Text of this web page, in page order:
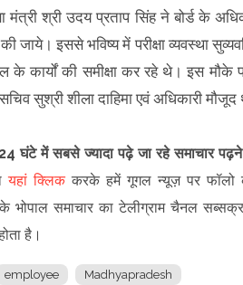
मंत्री श्री उदय प्रताप सिंह ने बोर्ड के
जाये। इससे भविष्य में परीक्षा व्यवस्था
के कार्यों की समीक्षा कर रहे थे। इस मौके
सुश्री शीला दाहिमा एवं अधिकारी
घंटे में सबसे ज्यादा पढ़े जा रहे समाचार
यहां क्लिककरके हमें गूगल न्यूज़ पर फॉलो
भोपाल समाचार का टेलीग्राम चैनल
है।
employee Madhyapradesh